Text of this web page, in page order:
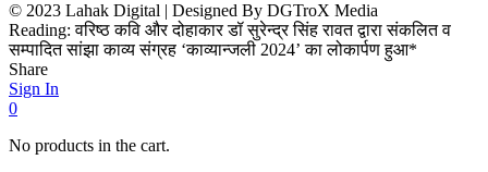
© 2023 Lahak Digital | Designed By DGTroX Media
Reading: वरिष्ठ कवि और दोहाकार डॉ सुरेन्द्र सिंह रावत द्वारा संकलित व
सम्पादित सांझा काव्य संग्रह ‘काव्यान्जली 2024’ का लोकार्पण हुआ*
Share
Sign In
0
No products in the cart.